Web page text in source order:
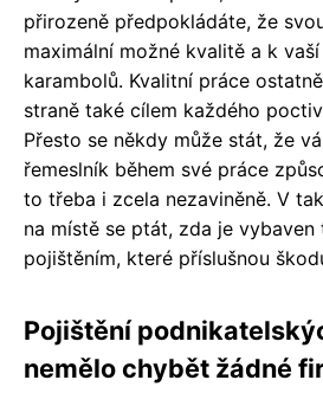
přirozeně předpokládáte, že
maximální možné kvalitě a k
karambolů. Kvalitní práce
straně také cílem každého
Přesto se někdy může stát, že
řemeslník během své práce
to třeba i zcela nezaviněně. V
na místě se ptát, zda je vybaven
pojištěním, které příslušnou
Pojištění
nemělo chybět žádné